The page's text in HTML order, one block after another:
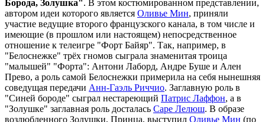
Борода, Золушка". В этом костюмированном представлении,
автором идеи которого является Оливье Мин, приняли
участие ведущие второго французского канала, в том числе и
имеющие (в прошлом или настоящем) непосредственное
отношение к телеигре "Форт Байяр". Так, например, в
"Белоснежке" трёх гномов сыграла знаменитая троица
"малышей" "Форта": Антони Лаборд, Андре Буше и Ален
Прево, а роль самой Белоснежки примерила на себя нынешняя
соведущая передачи Анн-Гаэль Риччио. Заглавную роль в
"Синей бороде" сыграл нестареющий Патрис Лаффон, а в
"Золушке" заглавная роль досталась Саре Лелюш. В образе
возлюбленного Золушки, Принца, выступил Оливье Мин (по